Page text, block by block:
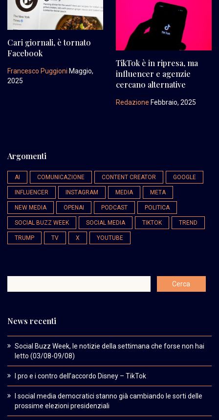
Cari giornali, è tornato
Facebook
Francesco Puggioni Maggio,
2025
TikTok è in ripresa, ma
influencer e agenzie
cercano alternative
Redazione Febbraio, 2025
Argomenti
AI COMUNICAZIONE CONTENT CREATOR GOOGLE
INFLUENCER INSTAGRAM MEDIA META
NEW MEDIA OPENAI PODCAST POLITICA
SOCIAL BUZZ WEEK SOCIAL MEDIA TIKTOK TREND
TRUMP TV X YOUTUBE
News recenti
Social Buzz Week, le notizie della settimana che forse non hai
letto (03/08-09/08)
I pro e i contro dell’accordo Disney – TikTok
I social media democratici stanno già cambiando le sorti delle
prossime elezioni presidenziali